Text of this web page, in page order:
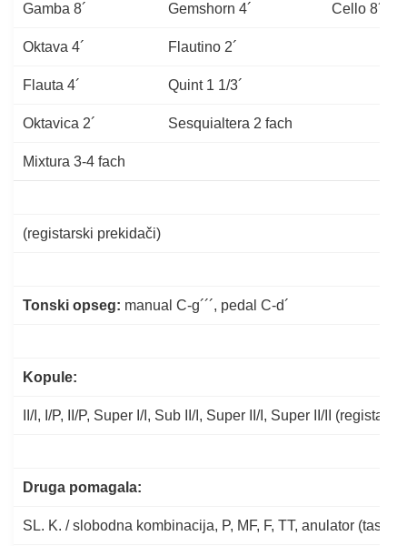
Gamba 8´ Gemshorn 4´ Cello 8´
Oktava 4´ Flautino 2´
Flauta 4´ Quint 1 1/3´
Oktavica 2´ Sesquialtera 2 fach
Mixtura 3-4 fach
(registarski prekidači)
Tonski opseg: manual C-g´´´, pedal C-d´
Kopule:
II/I, I/P, II/P, Super I/I, Sub II/I, Super II/I, Super II/II
Druga pomagala:
SL. K. / slobodna kombinacija, P, MF, F, TT, anulator (tasteri)